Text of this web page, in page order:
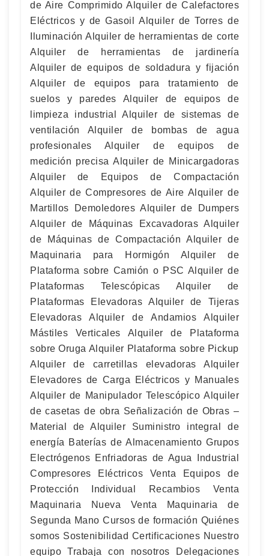
de Aire Comprimido Alquiler de Calefactores
Eléctricos y de Gasoil Alquiler de Torres de
Iluminación Alquiler de herramientas de corte
Alquiler de herramientas de jardinería
Alquiler de equipos de soldadura y fijación
Alquiler de equipos para tratamiento de
suelos y paredes Alquiler de equipos de
limpieza industrial Alquiler de sistemas de
ventilación Alquiler de bombas de agua
profesionales Alquiler de equipos de
medición precisa Alquiler de Minicargadoras
Alquiler de Equipos de Compactación
Alquiler de Compresores de Aire Alquiler de
Martillos Demoledores Alquiler de Dumpers
Alquiler de Máquinas Excavadoras Alquiler
de Máquinas de Compactación Alquiler de
Maquinaria para Hormigón Alquiler de
Plataforma sobre Camión o PSC Alquiler de
Plataformas Telescópicas Alquiler de
Plataformas Elevadoras Alquiler de Tijeras
Elevadoras Alquiler de Andamios Alquiler
Mástiles Verticales Alquiler de Plataforma
sobre Oruga Alquiler Plataforma sobre Pickup
Alquiler de carretillas elevadoras Alquiler
Elevadores de Carga Eléctricos y Manuales
Alquiler de Manipulador Telescópico Alquiler
de casetas de obra Señalización de Obras –
Material de Alquiler Suministro integral de
energía Baterías de Almacenamiento Grupos
Electrógenos Enfriadoras de Agua Industrial
Compresores Eléctricos Venta Equipos de
Protección Individual Recambios Venta
Maquinaria Nueva Venta Maquinaria de
Segunda Mano Cursos de formación Quiénes
somos Sostenibilidad Certificaciones Nuestro
equipo Trabaja con nosotros Delegaciones